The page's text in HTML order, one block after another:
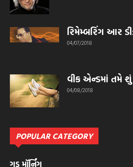
રિમેમ્બરિંગ આર ડી:
04/07/2018
વીક એન્ડમાં તમે
04/08/2018
POPULAR CATEGORY
ગુડ મૉર્નિંગ